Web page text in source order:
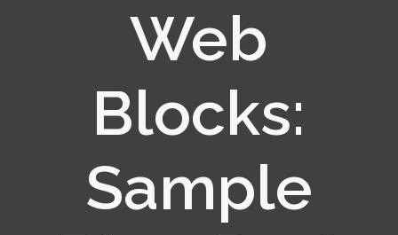
Web
Blocks:
Sample